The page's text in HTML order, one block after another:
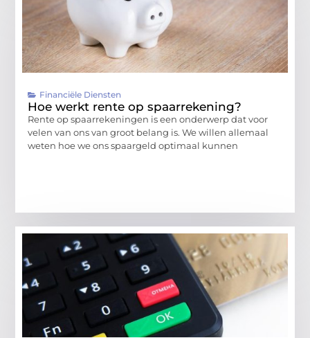
Financiële Diensten
Hoe werkt rente op spaarrekening?
Rente op spaarrekeningen is een onderwerp dat voor
velen van ons van groot belang is. We willen allemaal
weten hoe we ons spaargeld optimaal kunnen